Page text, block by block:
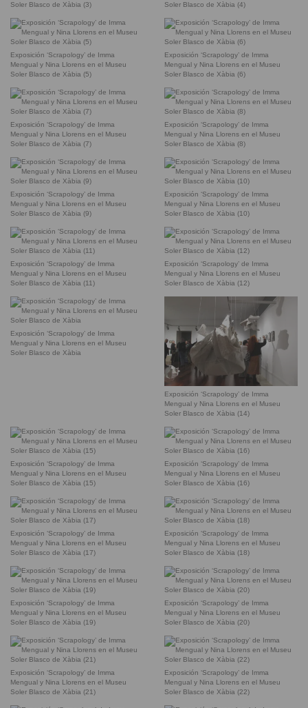
Soler Blasco de Xàbia (3)
Soler Blasco de Xàbia (4)
Exposición ‘Scrapology’ de Imma
Mengual y Nina Llorens en el Museu
Soler Blasco de Xàbia (5)
Exposición ‘Scrapology’ de Imma
Mengual y Nina Llorens en el Museu
Soler Blasco de Xàbia (6)
Exposición ‘Scrapology’ de Imma
Mengual y Nina Llorens en el Museu
Soler Blasco de Xàbia (7)
Exposición ‘Scrapology’ de Imma
Mengual y Nina Llorens en el Museu
Soler Blasco de Xàbia (8)
Exposición ‘Scrapology’ de Imma
Mengual y Nina Llorens en el Museu
Soler Blasco de Xàbia (9)
Exposición ‘Scrapology’ de Imma
Mengual y Nina Llorens en el Museu
Soler Blasco de Xàbia (10)
Exposición ‘Scrapology’ de Imma
Mengual y Nina Llorens en el Museu
Soler Blasco de Xàbia (11)
Exposición ‘Scrapology’ de Imma
Mengual y Nina Llorens en el Museu
Soler Blasco de Xàbia (12)
Exposición ‘Scrapology’ de Imma
Mengual y Nina Llorens en el Museu
Soler Blasco de Xàbia
Exposición ‘Scrapology’ de Imma
Mengual y Nina Llorens en el Museu
Soler Blasco de Xàbia (14)
Exposición ‘Scrapology’ de Imma
Mengual y Nina Llorens en el Museu
Soler Blasco de Xàbia (15)
Exposición ‘Scrapology’ de Imma
Mengual y Nina Llorens en el Museu
Soler Blasco de Xàbia (16)
Exposición ‘Scrapology’ de Imma
Mengual y Nina Llorens en el Museu
Soler Blasco de Xàbia (17)
Exposición ‘Scrapology’ de Imma
Mengual y Nina Llorens en el Museu
Soler Blasco de Xàbia (18)
Exposición ‘Scrapology’ de Imma
Mengual y Nina Llorens en el Museu
Soler Blasco de Xàbia (19)
Exposición ‘Scrapology’ de Imma
Mengual y Nina Llorens en el Museu
Soler Blasco de Xàbia (20)
Exposición ‘Scrapology’ de Imma
Mengual y Nina Llorens en el Museu
Soler Blasco de Xàbia (21)
Exposición ‘Scrapology’ de Imma
Mengual y Nina Llorens en el Museu
Soler Blasco de Xàbia (22)